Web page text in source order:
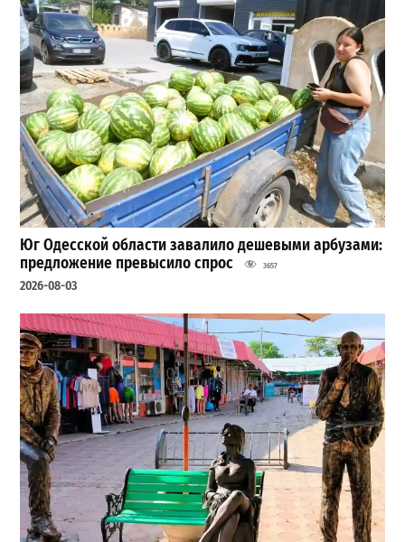
Юг Одесской области завалило дешевыми арбузами:
предложение превысило спрос
3657
2026-08-03